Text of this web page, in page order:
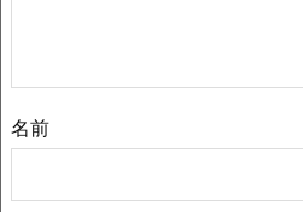
名前